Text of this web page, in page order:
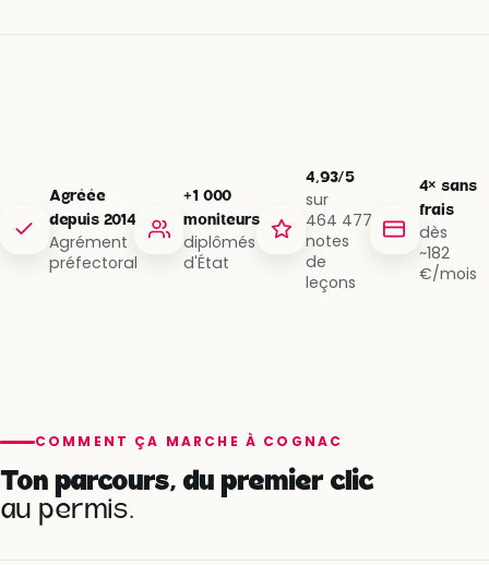
Agréée
depuis 2014
Agrément
préfectoral
+1 000
moniteurs
diplômés
d'État
4,93/5
sur
464 477
notes
de
leçons
4× sans
frais
dès
~182
€/mois
COMMENT ÇA MARCHE À COGNAC
Ton parcours, du premier clic
au permis.